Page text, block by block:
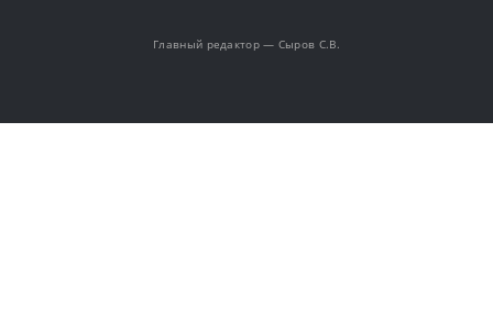
Главный редактор — Сыров С.В.